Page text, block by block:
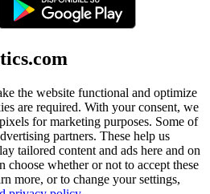
the website functional and optimize
are required. With your consent, we
for marketing purposes. Some of
partners. These help us
tailored content and ads here and on
choose whether or not to accept these
more, or to change your settings,